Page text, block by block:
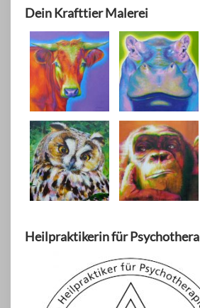
Dein Krafttier Malerei
Heilpraktikerin für